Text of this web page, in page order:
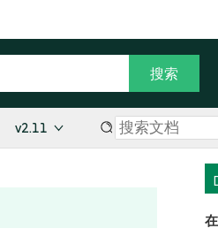
v2.11